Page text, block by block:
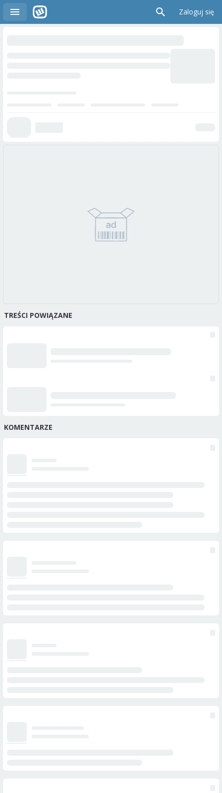
Zaloguj się
TREŚCI POWIĄZANE
KOMENTARZE